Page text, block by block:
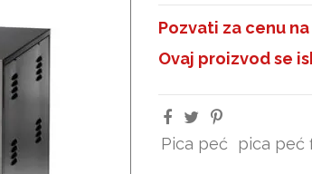
Pozvati za cenu
Ovaj proizvod se
Pica peć pica peć